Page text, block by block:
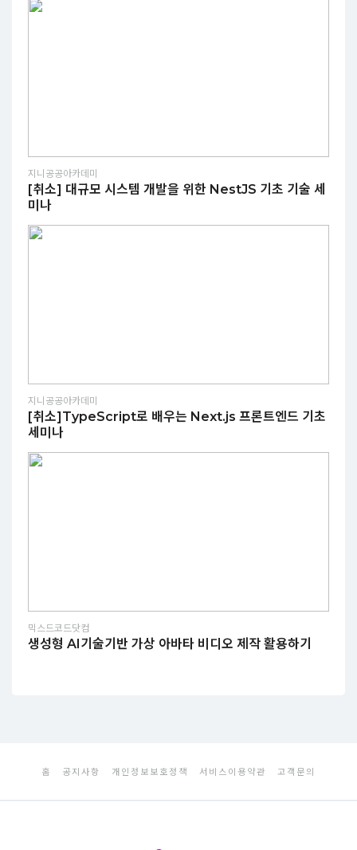
지니공공아카데미
[취소] 대규모 시스템 개발을 위한 NestJS 기초 기술 세
미나
지니공공아카데미
[취소]TypeScript로 배우는 Next.js 프론트엔드 기초
세미나
믹스드코드닷컴
생성형 AI기술기반 가상 아바타 비디오 제작 활용하기
홈 공지사항 개인정보보호정책 서비스이용약관 고객문의